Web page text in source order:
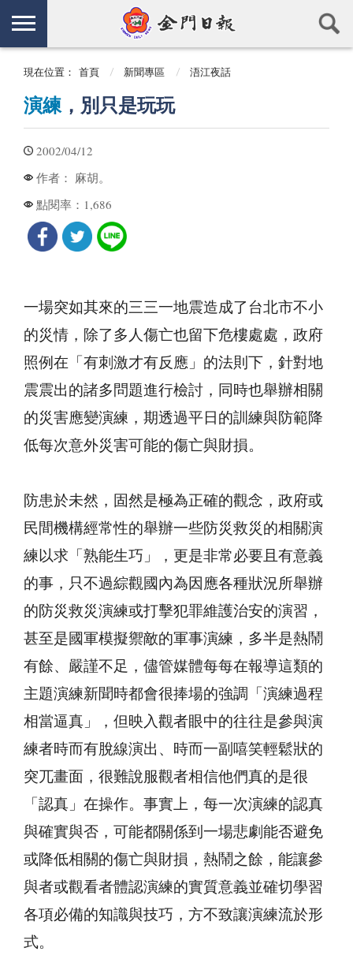
現在位置： 首頁 新聞專區 浯江夜話
演練，別只是玩玩
2002/04/12
作者： 麻胡。
點閱率： 1,686
一場突如其來的三三一地震造成了台北市不小
的災情，除了多人傷亡也留下危樓處處，政府
照例在「有刺激才有反應」的法則下，針對地
震震出的諸多問題進行檢討，同時也舉辦相關
的災害應變演練，期透過平日的訓練與防範降
低每次意外災害可能的傷亡與財損。
防患於未然，固然是極為正確的觀念，政府或
民間機構經常性的舉辦一些防災救災的相關演
練以求「熟能生巧」，更是非常必要且有意義
的事，只不過綜觀國內為因應各種狀況所舉辦
的防災救災演練或打擊犯罪維護治安的演習，
甚至是國軍模擬禦敵的軍事演練，多半是熱鬧
有餘、嚴謹不足，儘管媒體每每在報導這類的
主題演練新聞時都會很捧場的強調「演練過程
相當逼真」，但映入觀者眼中的往往是參與演
練者時而有脫線演出、時而一副嘻笑輕鬆狀的
突兀畫面，很難說服觀者相信他們真的是很
「認真」在操作。事實上，每一次演練的認真
與確實與否，可能都關係到一場悲劇能否避免
或降低相關的傷亡與財損，熱鬧之餘，能讓參
與者或觀看者體認演練的實質意義並確切學習
各項必備的知識與技巧，方不致讓演練流於形
式。